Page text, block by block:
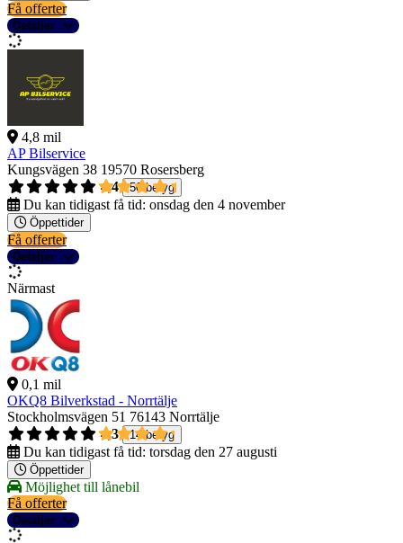
Få offerter
Detaljer
4,8 mil
AP Bilservice
Kungsvägen 38 19570 Rosersberg
4,4
50 betyg
Du kan tidigast få tid: onsdag den 4 november
Öppettider
Få offerter
Detaljer
Närmast
0,1 mil
OKQ8 Bilverkstad - Norrtälje
Stockholmsvägen 51 76143 Norrtälje
4,3
14 betyg
Du kan tidigast få tid: torsdag den 27 augusti
Öppettider
Möjlighet till lånebil
Få offerter
Detaljer